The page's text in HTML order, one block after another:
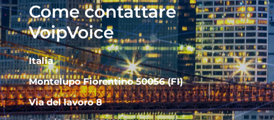
Come contattare
VoipVoice
Italia
Montelupo Fiorentino 50056 (FI)
Via del lavoro 8